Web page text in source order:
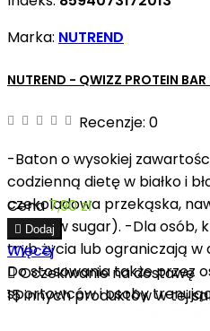
Marka: NUTREND
NUTREND - QWIZZ PROTEIN
Recenzje: 0
-Baton o wysokiej
codzienną dietę w białko i
czekoladowa przekąska,
linię (low sugar). -Dla
tryb życia lub ograniczają w
Do stosowania także przez
sportowców i osoby
Cena7,90 zł
 Dodaj
Więcej
Oczekiwanie na dostawę
15 innych produktów w tej